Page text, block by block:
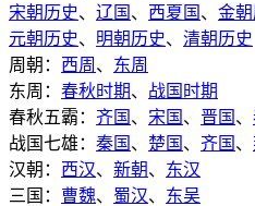
宋朝历史、 辽国 、 西夏国 、 金
元朝历史、 明朝历史、 清朝历史
周朝： 西周 、 东周
东周： 春秋时期、 战国时期
春秋五霸： 齐国 、 宋国 、 晋国 、
战国七雄： 秦国 、 楚国 、 齐国 、
汉朝： 西汉、 新朝、 东汉
三国： 曹魏、 蜀汉、 东吴